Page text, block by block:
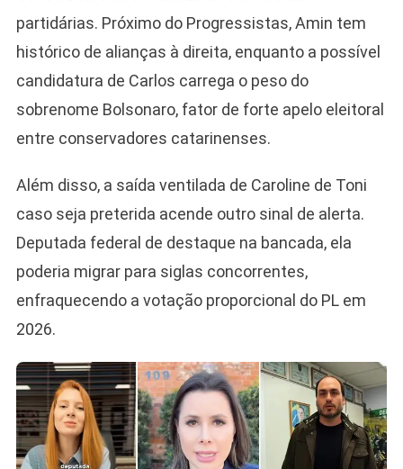
partidárias. Próximo do Progressistas, Amin tem
histórico de alianças à direita, enquanto a possível
candidatura de Carlos carrega o peso do
sobrenome Bolsonaro, fator de forte apelo eleitoral
entre conservadores catarinenses.
Além disso, a saída ventilada de Caroline de Toni
caso seja preterida acende outro sinal de alerta.
Deputada federal de destaque na bancada, ela
poderia migrar para siglas concorrentes,
enfraquecendo a votação proporcional do PL em
2026.